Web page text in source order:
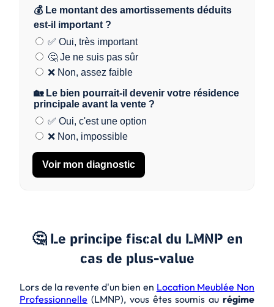
💰 Le montant des amortissements déduits
est-il important ?
✅ Oui, très important
🤔 Je ne suis pas sûr
❌ Non, assez faible
🏡 Le bien pourrait-il devenir votre résidence
principale avant la vente ?
✅ Oui, c'est une option
❌ Non, impossible
Voir mon diagnostic
🤔 Le principe fiscal du LMNP en
cas de plus-value
Lors de la revente d'un bien en Location Meublée Non
Professionnelle (LMNP), vous êtes soumis au régime